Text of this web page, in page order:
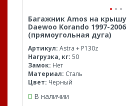
Багажник Amos на
Daewoo Korando 1997-
(прямоугольная дуга)
Артикул: Astra + P130z
Нагрузка, кг: 50
Замок: Нет
Материал: Сталь
Цвет: Черный
В наличии